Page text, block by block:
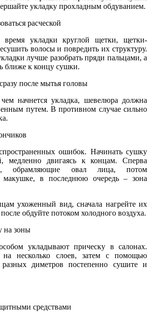
укладку прохладным обдуванием.
расческой
время укладки круглой щетки, щетки-
волосы и повредить их структуру.
лучше разобрать пряди пальцами, а
ближе к концу сушки.
после мытья головы
начнется укладка, шевелюра должна
путем. В противном случае сильно
ошибок. Начинать сушку
медленно двигаясь к концам. Сперва
обрамляющие овал лица, потом
макушке, в последнюю очередь – зона
ухоженный вид, сначала нагрейте их
обдуйте потоком холодного воздуха.
на зоны
укладывают прическу в салонах.
на несколько слоев, затем с помощью
разных диметров постепенно сушите и
средствами